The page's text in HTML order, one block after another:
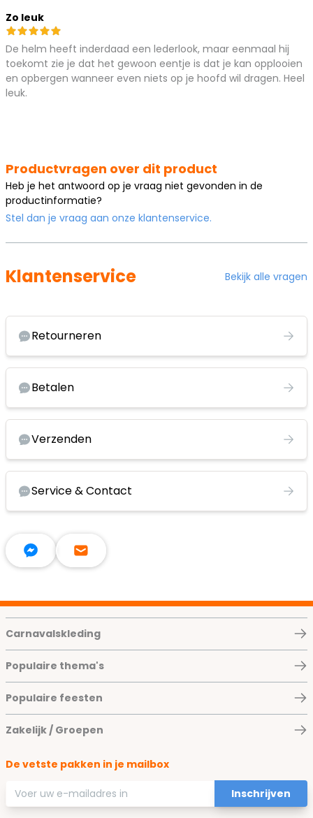
Zo leuk
De helm heeft inderdaad een lederlook, maar eenmaal hij
toekomt zie je dat het gewoon eentje is dat je kan opplooien
en opbergen wanneer even niets op je hoofd wil dragen. Heel
leuk.
Productvragen over dit product
Heb je het antwoord op je vraag niet gevonden in de
productinformatie?
Stel dan je vraag aan onze klantenservice.
Klantenservice Bekijk alle vragen
Retourneren
Betalen
Verzenden
Service & Contact
Carnavalskleding
Populaire thema's
Populaire feesten
Zakelijk / Groepen
De vetste pakken in je mailbox
E-mailadres
Inschrijven